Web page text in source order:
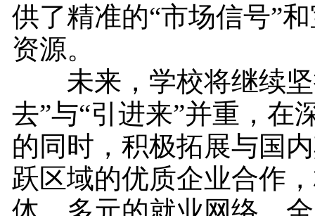
供了精准的“市场信号”
资源。
未来，学校将继续坚
去”与“引进来”并重，在
的同时，积极拓展与国
跃区域的优质企业合作